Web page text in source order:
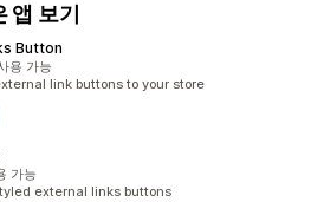
앱 보기
Button
용 가능
link buttons to your store
가능
external links buttons